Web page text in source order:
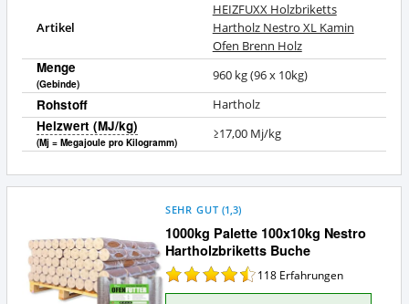
Artikel
HEIZFUXX Holzbriketts
Hartholz Nestro XL Kamin
Ofen Brenn Holz
Menge
(Gebinde)
960 kg (96 x 10kg)
Rohstoff Hartholz
Heizwert (MJ/kg)
(Mj = Megajoule pro Kilogramm)
≥17,00 Mj/kg
1000kg Palette 100x10kg Nestro
Hartholzbriketts Buche
SEHR GUT (1,3)
118 Erfahrungen